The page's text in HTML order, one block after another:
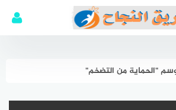
"الحماية من التضخم"